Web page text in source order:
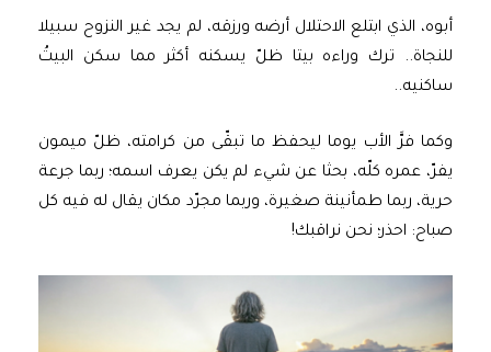
أبوه، الذي ابتلع الاحتلال أرضه ورزقه، لم يجد غير النزوح سبيلا
للنجاة.. ترك وراءه بيتا ظلّ يسكنه أكثر مما سكن البيتُ
ساكنيه..
وكما فرَّ الأب يوما ليحفظ ما تبقّى من كرامته، ظلّ ميمون
يفرّ، عمره كلّه، بحثا عن شيء لم يكن يعرف اسمه؛ ربما جرعة
حرية، ربما طمأنينة صغيرة، وربما مجرّد مكان يقال له فيه كل
صباح: احذر؛ نحن نراقبك!